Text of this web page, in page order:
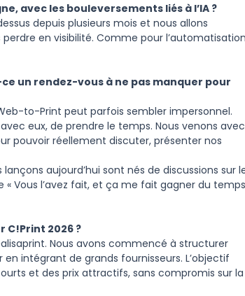
avec les bouleversements liés à l’IA ?
depuis plusieurs mois et nous allons
en visibilité. Comme pour
un rendez-vous à ne pas manquer pour
to-Print peut parfois sembler impersonnel.
eux, de prendre le temps. Nous venons avec
pouvoir réellement discuter, présenter nos
aujourd’hui sont nés de discussions sur
Vous l’avez fait, et ça me fait gagner du
C!Print 2026 ?
Nous avons commencé à structurer
intégrant de grands fournisseurs. L’objectif
et des prix attractifs, sans compromis sur la